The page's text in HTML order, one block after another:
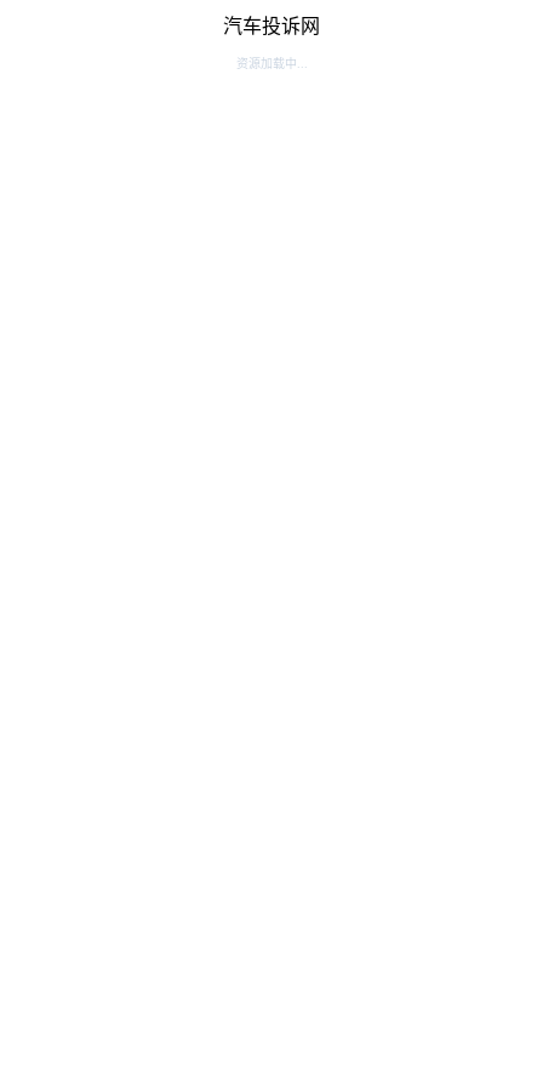
汽车投诉网
资源加载中...